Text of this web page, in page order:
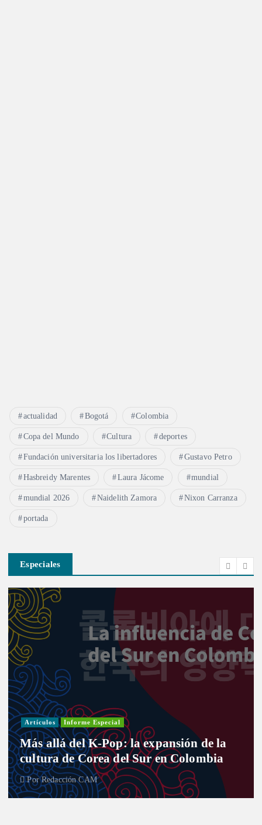
actualidad Bogotá Colombia
Copa del Mundo Cultura deportes
Fundación universitaria los libertadores Gustavo Petro
Hasbreidy Marentes Laura Jácome mundial
mundial 2026 Naidelith Zamora Nixon Carranza
portada
Especiales
Artículos Informe Especial
Más allá del K-Pop: la expansión de la
cultura de Corea del Sur en Colombia
PorRedacción CAM